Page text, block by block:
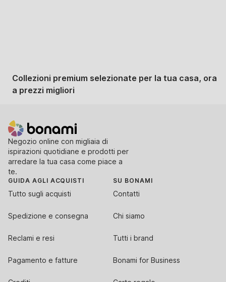
Collezioni premium selezionate per la tua casa, ora
a prezzi migliori
Negozio online con migliaia di
ispirazioni quotidiane e prodotti per
arredare la tua casa come piace a
te.
GUIDA AGLI ACQUISTI
Tutto sugli acquisti
Spedizione e consegna
Reclami e resi
Pagamento e fatture
SU BONAMI
Contatti
Chi siamo
Tutti i brand
Bonami for Business